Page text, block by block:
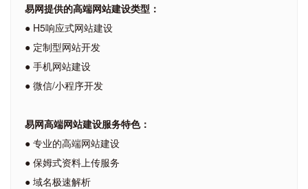
易网提供的高端网站建设类型：
● H5响应式网站建设
● 定制型网站开发
● 手机网站建设
● 微信/小程序开发
易网高端网站建设服务特色：
● 专业的高端网站建设
● 保姆式资料上传服务
● 域名极速解析